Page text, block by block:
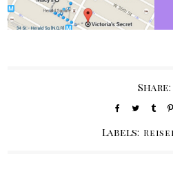
Share:
Labels: